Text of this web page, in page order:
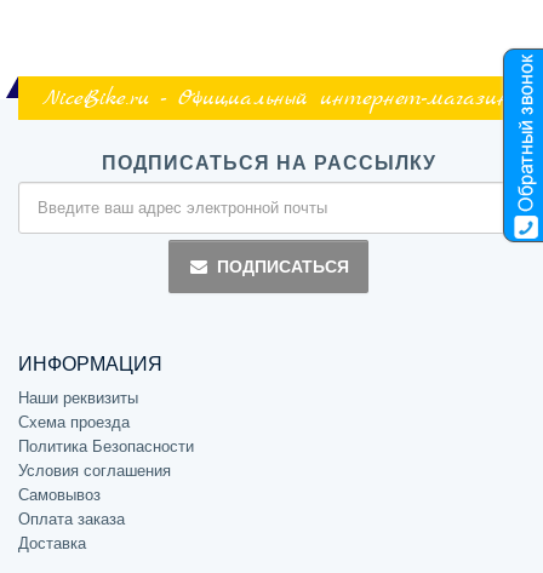
NiceBike.ru - Официальный интернет-магазин
ПОДПИСАТЬСЯ НА РАССЫЛКУ
ПОДПИСАТЬСЯ
ИНФОРМАЦИЯ
Наши реквизиты
Схема проезда
Политика Безопасности
Условия соглашения
Самовывоз
Оплата заказа
Доставка